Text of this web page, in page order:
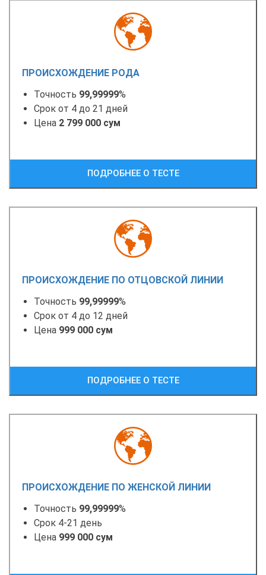
ПРОИСХОЖДЕНИЕ РОДА
Точность 99,99999%
Срок от 4 до 21 дней
Цена 2 799 000 сум
ПОДРОБНЕЕ О ТЕСТЕ
ПРОИСХОЖДЕНИЕ ПО ОТЦОВСКОЙ ЛИНИИ
Точность 99,99999%
Срок от 4 до 12 дней
Цена 999 000 сум
ПОДРОБНЕЕ О ТЕСТЕ
ПРОИСХОЖДЕНИЕ ПО ЖЕНСКОЙ ЛИНИИ
Точность 99,99999%
Срок 4-21 день
Цена 999 000 сум